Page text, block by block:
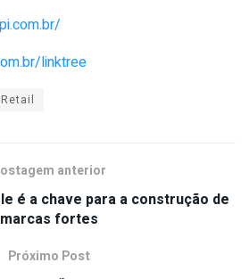
linktree
anterior
é a chave para a construção de
marcas fortes
Próximo Post